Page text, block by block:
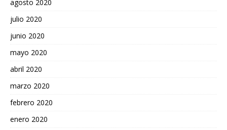
agosto 2020
julio 2020
junio 2020
mayo 2020
abril 2020
marzo 2020
febrero 2020
enero 2020